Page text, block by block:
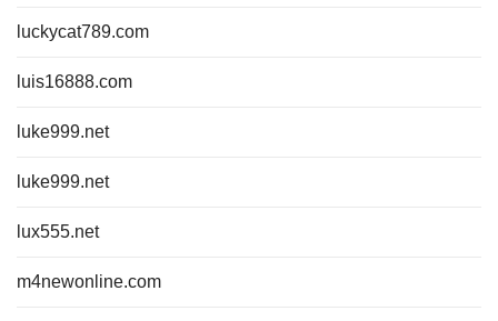
luckycat789.com
luis16888.com
luke999.net
luke999.net
lux555.net
m4newonline.com